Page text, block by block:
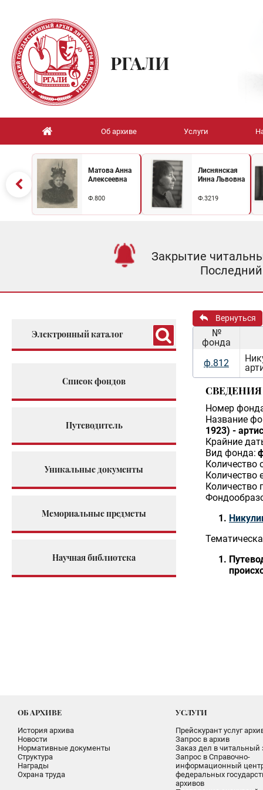
РГАЛИ
Об архиве Услуги
Матова Анна
Алексеевна
Ф.800
Лиснянская
Инна Львовна
Ф.3219
Закрытие
Электронный каталог
Список фондов
Путеводитель
Уникальные документы
Мемориальные предметы
Научная библиотека
Вернуться
№
фонда
ф.812
СВЕДЕНИЯ
Номер
Название
1923) -
Крайние
Вид фонда:
Количество
Количество
Количество
ОБ АРХИВЕ
История архива
Новости
Нормативные документы
Структура
Награды
Охрана труда
УСЛУГИ
Прейскурант услуг
Запрос в архив
Заказ дел в читальный
Запрос в Справочно-
информационный
федеральных
архивов